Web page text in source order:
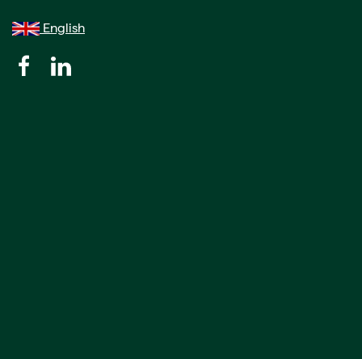
English